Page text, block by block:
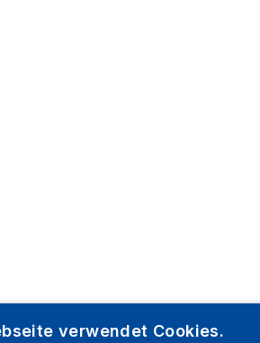
verwendet Cookies.